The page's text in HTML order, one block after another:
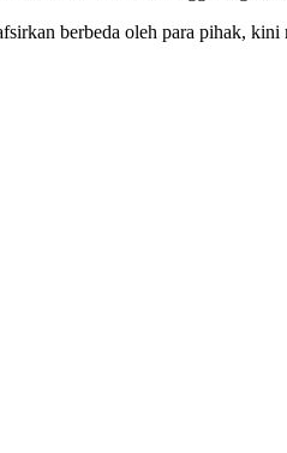
berbeda oleh para pihak,